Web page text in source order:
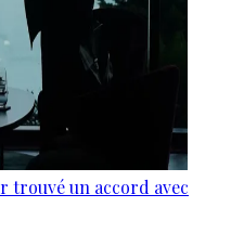
trouvé un accord avec